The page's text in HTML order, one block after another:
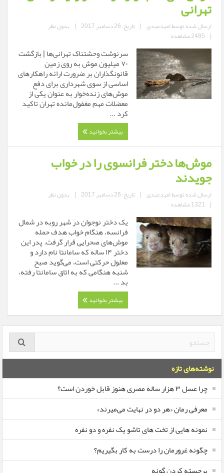
تهرانی
ارسال شده توسطامیدعبدی | تاریخ: 26 دسامبر 2017 | بدون نظر
| 2485 مشاهده
سرنوشت وحشتناک تهرانی‌ها | بازگشت
۷۰ میلیون موش به‌ روی زمین
قانونگذاران بر ضرورت ارائه راهکارهای
اساسی از سوی شهرداری برای دفع
موش‌های زنده‌خوار به عنوان یکی از
معضلات مهم مغفول‌مانده تهران تاکید
کرد ...
بیشتر بخوانید
موش‌ها دختر فرانسوی را در خواب
جویدند
ارسال شده توسطامیدعبدی | تاریخ: 26 دسامبر 2017 | بدون نظر
| 1321 مشاهده
یک دختر نوجوان در شهر روبه در شمال
فرانسه، هنگام خواب هدف حمله
موش‌های صحرایی قرار گرفت. پدر این
دختر ۱۴ ساله که سامانتا نام دارد و
معلول حرکتی است، می‌گوید صبح
شنبه هنگامی که به اتاق سامانتا رفته،
بد ...
بیشتر بخوانید
نوشته‌های تازه
چرا عسل ۳ هزار ساله‌ مصری هنوز قابل خوردن است؟
معرفی رمان «هر دو در نهایت می‌میرند»
نمونه هایی از تخت های تاشو یک نفره و دو نفره
چگونه غرورمان را درست به کار بگیریم؟